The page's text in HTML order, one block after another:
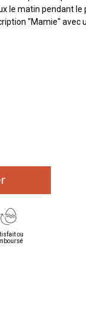
le matin pendant le
"Mamie" avec
ou